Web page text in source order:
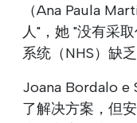
（Ana Paula
人"，她 "没有采
系统（NHS）缺
Joana Bordalo e
了解决方案，但